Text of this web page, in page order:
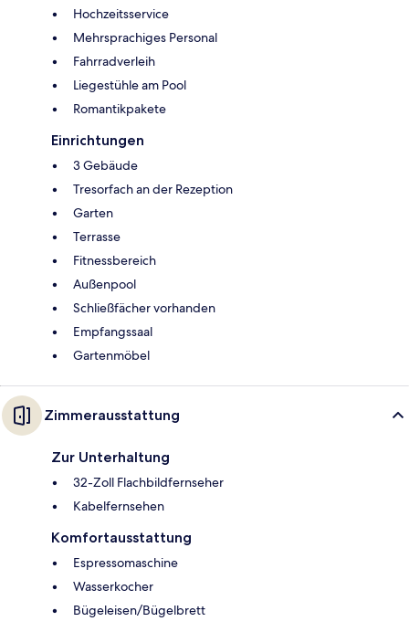
Hochzeitsservice
Mehrsprachiges Personal
Fahrradverleih
Liegestühle am Pool
Romantikpakete
Einrichtungen
3 Gebäude
Tresorfach an der Rezeption
Garten
Terrasse
Fitnessbereich
Außenpool
Schließfächer vorhanden
Empfangssaal
Gartenmöbel
Zimmerausstattung
Zur Unterhaltung
32-Zoll Flachbildfernseher
Kabelfernsehen
Komfortausstattung
Espressomaschine
Wasserkocher
Bügeleisen/Bügelbrett